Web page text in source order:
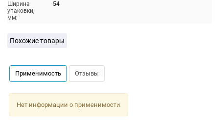
Ширина
упаковки,
мм:
54
Похожие товары
Применимость Отзывы
Нет информации о применимости